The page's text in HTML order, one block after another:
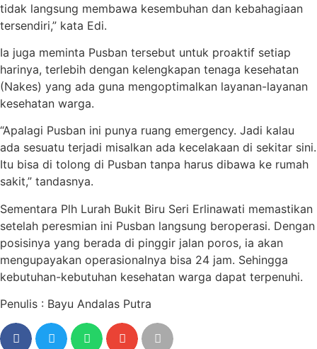
tidak langsung membawa kesembuhan dan kebahagiaan
tersendiri,” kata Edi.
Ia juga meminta Pusban tersebut untuk proaktif setiap
harinya, terlebih dengan kelengkapan tenaga kesehatan
(Nakes) yang ada guna mengoptimalkan layanan-layanan
kesehatan warga.
“Apalagi Pusban ini punya ruang emergency. Jadi kalau
ada sesuatu terjadi misalkan ada kecelakaan di sekitar sini.
Itu bisa di tolong di Pusban tanpa harus dibawa ke rumah
sakit,” tandasnya.
Sementara Plh Lurah Bukit Biru Seri Erlinawati memastikan
setelah peresmian ini Pusban langsung beroperasi. Dengan
posisinya yang berada di pinggir jalan poros, ia akan
mengupayakan operasionalnya bisa 24 jam. Sehingga
kebutuhan-kebutuhan kesehatan warga dapat terpenuhi.
Penulis : Bayu Andalas Putra